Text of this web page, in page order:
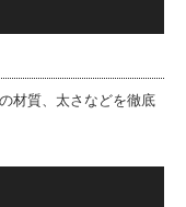
材質、太さなどを徹底